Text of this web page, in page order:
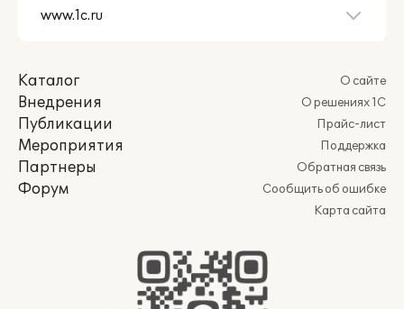
Каталог
Внедрения
Публикации
Мероприятия
Партнеры
Форум
О сайте
О решениях 1С
Прайс-лист
Поддержка
Обратная связь
Сообщить об ошибке
Карта сайта